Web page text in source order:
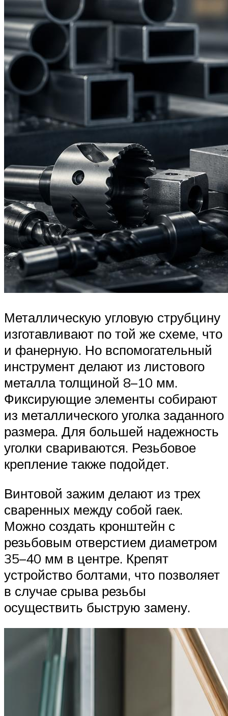
Металлическую угловую струбцину
изготавливают по той же схеме, что
и фанерную. Но вспомогательный
инструмент делают из листового
металла толщиной 8–10 мм.
Фиксирующие элементы собирают
из металлического уголка заданного
размера. Для большей надежность
уголки свариваются. Резьбовое
крепление также подойдет.
Винтовой зажим делают из трех
сваренных между собой гаек.
Можно создать кронштейн с
резьбовым отверстием диаметром
35–40 мм в центре. Крепят
устройство болтами, что позволяет
в случае срыва резьбы
осуществить быструю замену.